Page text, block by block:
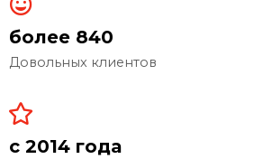
более 840
Довольных клиентов
с 2014 года